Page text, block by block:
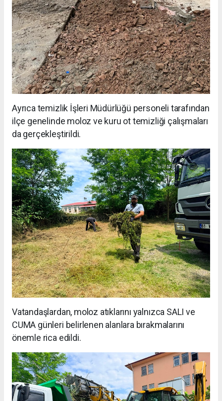
Ayrıca temizlik İşleri Müdürlüğü personeli tarafından
ilçe genelinde moloz ve kuru ot temizliği çalışmaları
da gerçekleştirildi.
Vatandaşlardan, moloz atıklarını yalnızca SALI ve
CUMA günleri belirlenen alanlara bırakmalarını
önemle rica edildi.